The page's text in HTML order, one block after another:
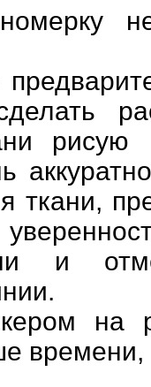
ткани,
и
на
времени,